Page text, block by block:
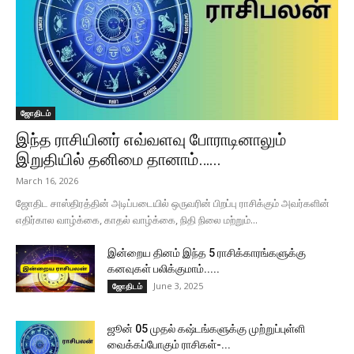
ஜோதிடம்
இந்த ராசியினர் எவ்வளவு போராடினாலும்
இறுதியில் தனிமை தானாம்…...
March 16, 2026
ஜோதிட சாஸ்திரத்தின் அடிப்படையில் ஒருவரின் பிறப்பு ராசிக்கும் அவர்களின்
எதிர்கால வாழ்க்கை, காதல் வாழ்க்கை, நிதி நிலை மற்றும்...
இன்றைய தினம் இந்த 5 ராசிக்காரங்களுக்கு
கனவுகள் பலிக்குமாம்.....
ஜோதிடம் June 3, 2025
ஜூன் 05 முதல் கஷ்டங்களுக்கு முற்றுப்புள்ளி
வைக்கப்போகும் ராசிகள்-...